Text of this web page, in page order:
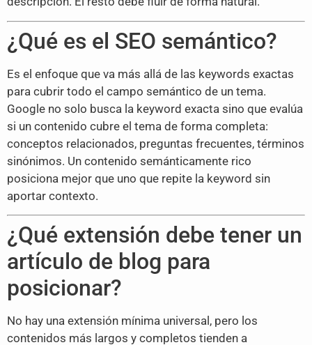
¿Qué es el SEO semántico?
Es el enfoque que va más allá de las keywords exactas
para cubrir todo el campo semántico de un tema.
Google no solo busca la keyword exacta sino que evalúa
si un contenido cubre el tema de forma completa:
conceptos relacionados, preguntas frecuentes, términos
sinónimos. Un contenido semánticamente rico
posiciona mejor que uno que repite la keyword sin
aportar contexto.
¿Qué extensión debe tener un
artículo de blog para
posicionar?
No hay una extensión mínima universal, pero los
contenidos más largos y completos tienden a